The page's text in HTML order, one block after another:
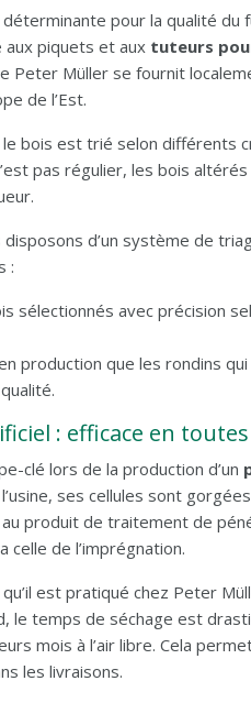
pour la qualité du
piquets et aux tuteurs
Peter Müller se fournit
de l’Est.
le bois est trié selon différents
pas régulier, les bois
d’un système de
:
sélectionnés avec précision
production que les rondins
: efficace en
clé lors de la production d’un
ses cellules sont
produit de traitement de
celle de l’imprégnation.
est pratiqué chez Peter
le temps de séchage est
mois à l’air libre. Cela
les livraisons.